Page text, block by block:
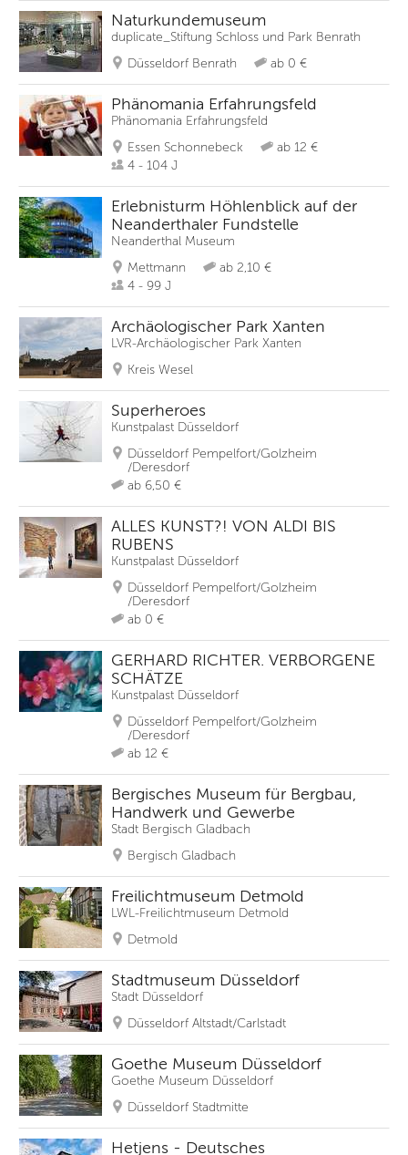
Naturkundemuseum
duplicate_Stiftung Schloss und Park Benrath
Düsseldorf Benrath
ab 0 €
Phänomania Erfahrungsfeld
Phänomania Erfahrungsfeld
Essen Schonnebeck
ab 12 €
4 - 104 J
Erlebnisturm Höhlenblick auf der
Neanderthaler Fundstelle
Neanderthal Museum
Mettmann
ab 2,10 €
4 - 99 J
Archäologischer Park Xanten
LVR-Archäologischer Park Xanten
Kreis Wesel
Superheroes
Kunstpalast Düsseldorf
Düsseldorf Pempelfort/Golzheim
/Deresdorf
ab 6,50 €
ALLES KUNST?! VON ALDI BIS
RUBENS
Kunstpalast Düsseldorf
Düsseldorf Pempelfort/Golzheim
/Deresdorf
ab 0 €
GERHARD RICHTER. VERBORGENE
SCHÄTZE
Kunstpalast Düsseldorf
Düsseldorf Pempelfort/Golzheim
/Deresdorf
ab 12 €
Bergisches Museum für Bergbau,
Handwerk und Gewerbe
Stadt Bergisch Gladbach
Bergisch Gladbach
Freilichtmuseum Detmold
LWL-Freilichtmuseum Detmold
Detmold
Stadtmuseum Düsseldorf
Stadt Düsseldorf
Düsseldorf Altstadt/Carlstadt
Goethe Museum Düsseldorf
Goethe Museum Düsseldorf
Düsseldorf Stadtmitte
Hetjens - Deutsches